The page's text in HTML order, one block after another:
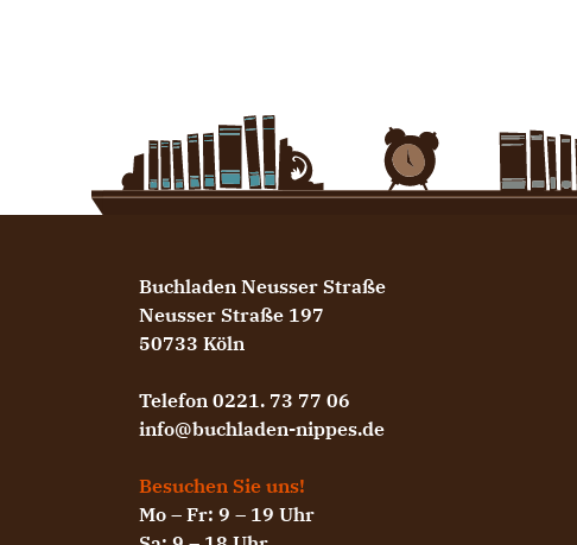
Buchladen Neusser Straße
Neusser Straße 197
50733 Köln
Telefon 0221. 73 77 06
info@buchladen-nippes.de
Besuchen Sie uns!
Mo – Fr: 9 – 19 Uhr